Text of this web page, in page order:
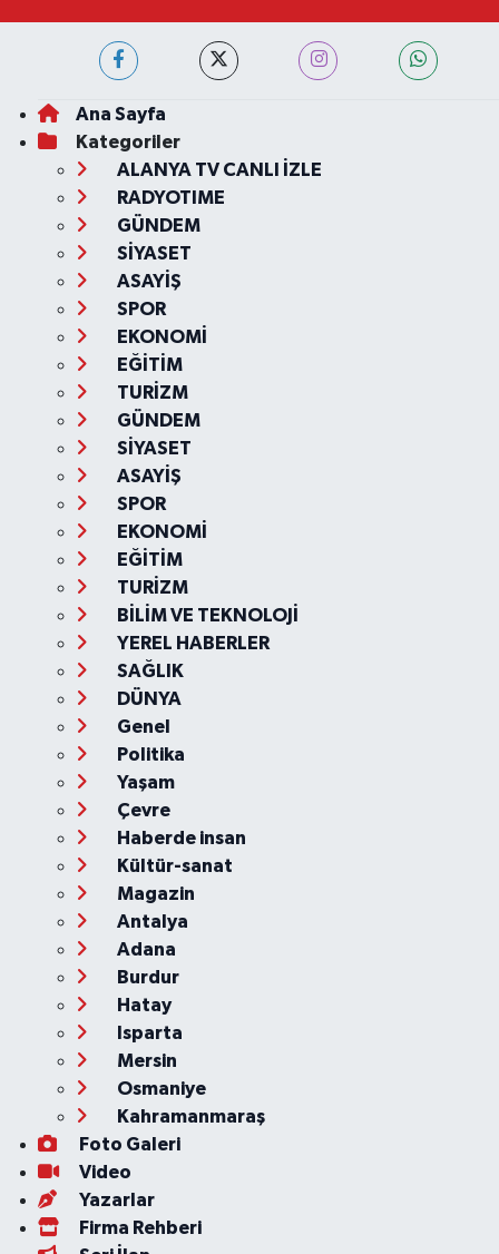
Ana Sayfa
Kategoriler
ALANYA TV CANLI İZLE
RADYOTIME
GÜNDEM
SİYASET
ASAYİŞ
SPOR
EKONOMİ
EĞİTİM
TURİZM
GÜNDEM
SİYASET
ASAYİŞ
SPOR
EKONOMİ
EĞİTİM
TURİZM
BİLİM VE TEKNOLOJİ
YEREL HABERLER
SAĞLIK
DÜNYA
Genel
Politika
Yaşam
Çevre
Haberde insan
Kültür-sanat
Magazin
Antalya
Adana
Burdur
Hatay
Isparta
Mersin
Osmaniye
Kahramanmaraş
Foto Galeri
Video
Yazarlar
Firma Rehberi